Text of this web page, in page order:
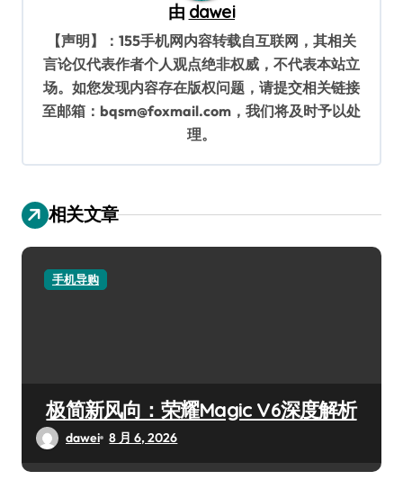
由 dawei
【声明】：155手机网内容转载自互联网，其相关
言论仅代表作者个人观点绝非权威，不代表本站立
场。如您发现内容存在版权问题，请提交相关链接
至邮箱：bqsm@foxmail.com，我们将及时予以处
理。
相关文章
手机导购
极简新风向：荣耀Magic V6深度解析
dawei 8 月 6, 2026